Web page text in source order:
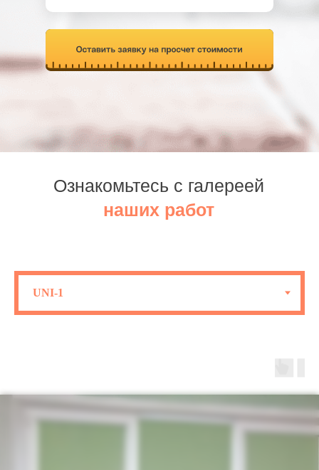
Ознакомьтесь с галереей
наших работ